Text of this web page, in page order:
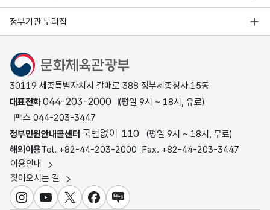
정부기관 누리집
문화체육관광부
30119 세종특별자치시 갈매로 388 정부세종청사 15동
대표전화044-203-2000
(평일 9시 ~ 18시, 유료)
팩스 044-203-3447
정부민원안내콜센터 국번없이 110
(평일 9시 ~ 18시, 무료)
해외이용Tel. +82-44-203-2000 Fax. +82-44-203-3447
이용안내
찾아오시는 길
인스타그램
유튜브X 페이스북
블로그